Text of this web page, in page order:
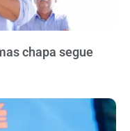
chapa segue